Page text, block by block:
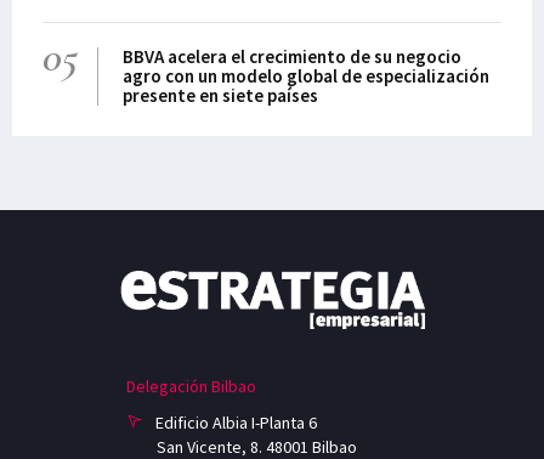
05
BBVA acelera el crecimiento de su negocio
agro con un modelo global de especialización
presente en siete países
Delegación Bilbao
Edificio Albia I-Planta 6
San Vicente, 8. 48001 Bilbao